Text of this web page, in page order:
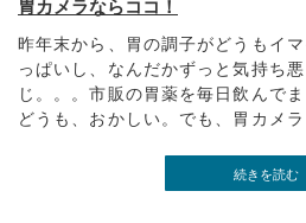
胃カメラならココ！
昨年末から、胃の調子がどうもイ
っぱいし、なんだかずっと気持ち
じ。。。市販の胃薬を毎日飲んでま
どうも、おかしい。でも、胃カメ
続きを読む